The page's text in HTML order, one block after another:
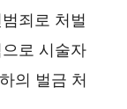
죄로 처벌
로 시술자
의 벌금 처